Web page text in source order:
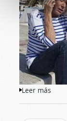
Leer más